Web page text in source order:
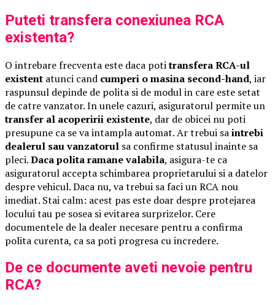
Puteti transfera conexiunea RCA
existenta?
O intrebare frecventa este daca potitransfera RCA-ul
existent atunci cand cumperi o masina second-hand, iar
raspunsul depinde de polita si de modul in care este setat
de catre vanzator. In unele cazuri, asiguratorul permite un
transfer al acoperirii existente, dar de obicei nu poti
presupune ca se va intampla automat. Ar trebui saintrebi
dealerul sau vanzatorul sa confirme statusul inainte sa
pleci.Daca polita ramane valabila, asigura-te ca
asiguratorul accepta schimbarea proprietarului si a datelor
despre vehicul. Daca nu, va trebui sa faci un RCA nou
imediat. Stai calm: acest pas este doar despre protejarea
locului tau pe sosea si evitarea surprizelor. Cere
documentele de la dealer necesare pentru a confirma
polita curenta, ca sa poti progresa cu incredere.
De ce documente aveti nevoie pentru
RCA?